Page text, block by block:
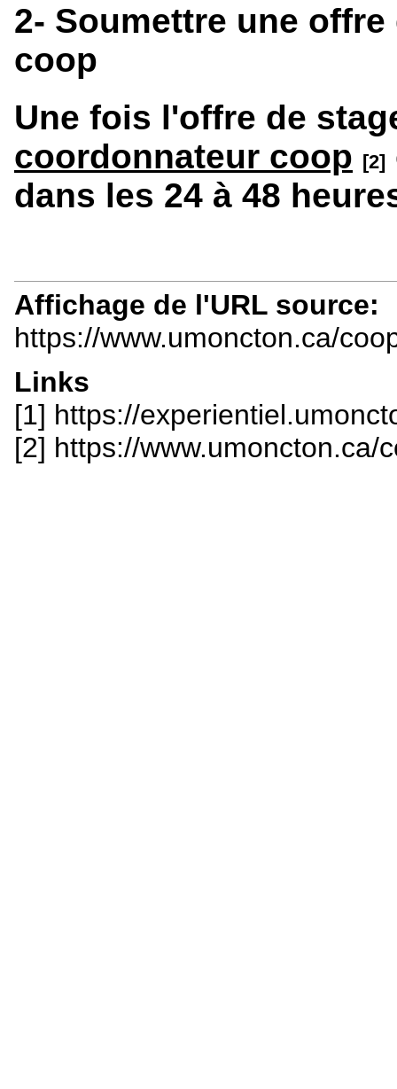
2- Soumettre une
coop
Une fois l'offre de
coordonnateur coop [2]
dans les 24 à 48
Affichage de l'URL source:
https://www.umoncton.ca/
Links
[1] https://
[2] https://www.umoncton.ca/